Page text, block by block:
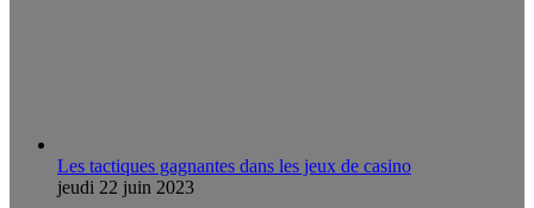
Les tactiques gagnantes dans les jeux de casino
jeudi 22 juin 2023